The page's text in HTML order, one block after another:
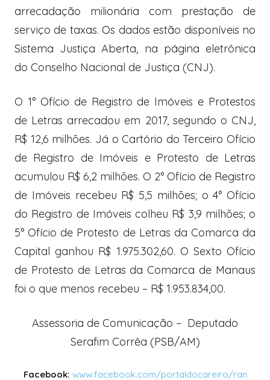
arrecadação milionária com prestação de
serviço de taxas. Os dados estão disponíveis no
Sistema Justiça Aberta, na página eletrônica
do Conselho Nacional de Justiça (CNJ).
O 1° Ofício de Registro de Imóveis e Protestos
de Letras arrecadou em 2017, segundo o CNJ,
R$ 12,6 milhões. Já o Cartório do Terceiro Ofício
de Registro de Imóveis e Protesto de Letras
acumulou R$ 6,2 milhões. O 2° Ofício de Registro
de Imóveis recebeu R$ 5,5 milhões; o 4° Ofício
do Registro de Imóveis colheu R$ 3,9 milhões; o
5° Ofício de Protesto de Letras da Comarca da
Capital ganhou R$ 1.975.302,60. O Sexto Ofício
de Protesto de Letras da Comarca de Manaus
foi o que menos recebeu – R$ 1.953.834,00.
Assessoria de Comunicação – Deputado
Serafim Corrêa (PSB/AM)
Facebook: www.facebook.com/portaldocareiro/ran